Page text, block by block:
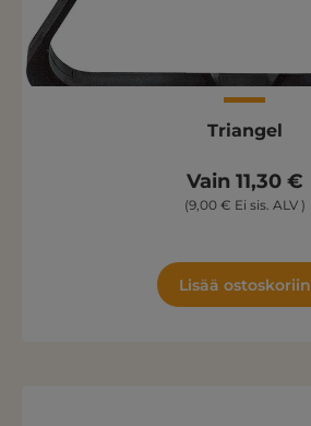
Triangel
Vain 11,30 €
(9,00 € Ei sis. ALV )
Lisää ostoskoriin